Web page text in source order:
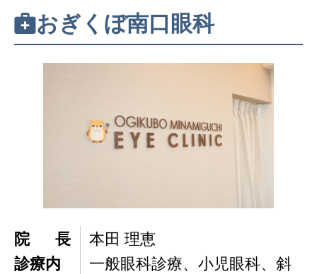
おぎくぼ南口眼科
院長
本田 理恵
診療内
一般眼科診療、小児眼科、斜